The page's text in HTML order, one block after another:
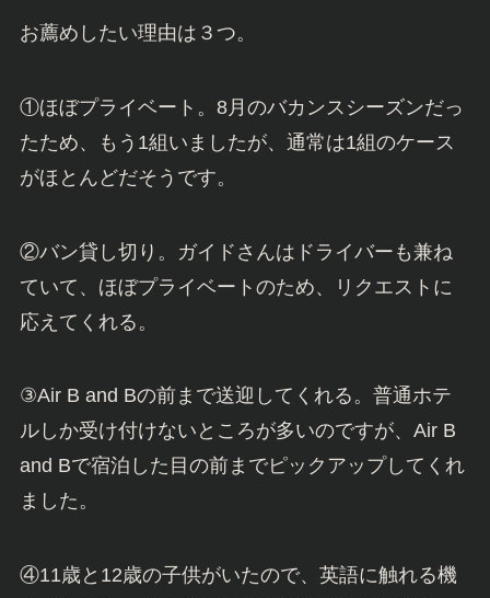
お薦めしたい理由は３つ。
①ほぼプライベート。8月のバカンスシーズンだっ
たため、もう1組いましたが、通常は1組のケース
がほとんどだそうです。
②バン貸し切り。ガイドさんはドライバーも兼ね
ていて、ほぼプライベートのため、リクエストに
応えてくれる。
③Air B and Bの前まで送迎してくれる。普通ホテ
ルしか受け付けないところが多いのですが、Air B
and Bで宿泊した目の前までピックアップしてくれ
ました。
④11歳と12歳の子供がいたので、英語に触れる機